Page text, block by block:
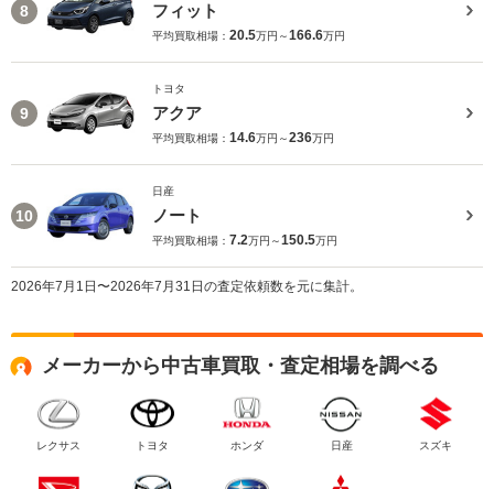
8 フィット
平均買取相場： 20.5万円～166.6万円
9
トヨタ
アクア
平均買取相場： 14.6万円～236万円
10
日産
ノート
平均買取相場： 7.2万円～150.5万円
2026年7月1日〜2026年7月31日の査定依頼数を元に集計。
メーカーから中古車買取・査定相場を調べる
レクサス トヨタ ホンダ 日産 スズキ